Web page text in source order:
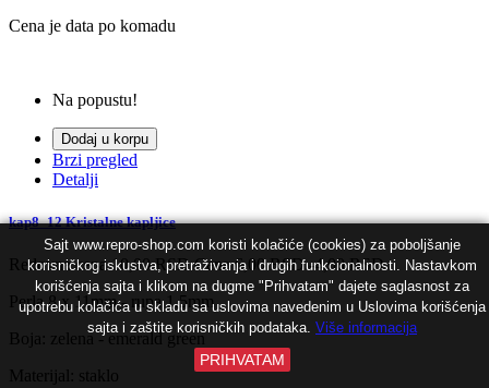
Sajt www.repro-shop.com koristi kolačiće (cookies) za poboljšanje
korisničkog iskustva, pretraživanja i drugih funkcionalnosti. Nastavkom
korišćenja sajta i klikom na dugme "Prihvatam" dajete saglasnost za
upotrebu kolačića u skladu sa uslovima navedenim u Uslovima korišćenja
sajta i zaštite korisničkih podataka. Više informacija
PRIHVATAM
Cena je data po komadu
Na popustu!
Dodaj u korpu
Brzi pregled
Detalji
kap8_12 Kristalne kapljice
Redovna cena 10,00 RSD Cena 6,00 RSD -4,00 RSD
Perla 8 x 11mm - rupa 1.5mm
Boja:
zelena - emerald green
Materijal: staklo